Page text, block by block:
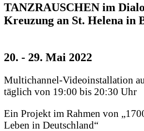
TANZRAUSCHEN im
Kreuzung an St. Helena in
20. - 29. Mai 2022
Multichannel-Videoinstallation
täglich von 19:00 bis 20:30 Uhr
Ein Projekt im Rahmen von
Leben in Deutschland“